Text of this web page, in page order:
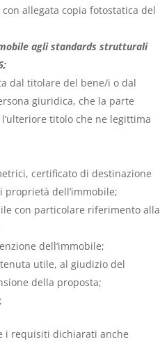
allegata copia fotostatica del
agli standards strutturali
dal titolare del bene/i o dal
giuridica, che la parte
titolo che ne legittima
certificato di destinazione
dell’immobile;
con particolare riferimento alla
dell’immobile;
utile, al giudizio del
della proposta;
i requisiti dichiarati anche